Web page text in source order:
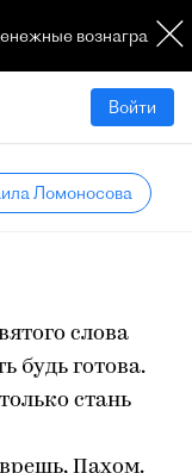
Войти
Ломоносова
слова
будь готова.
стань
Пахом.